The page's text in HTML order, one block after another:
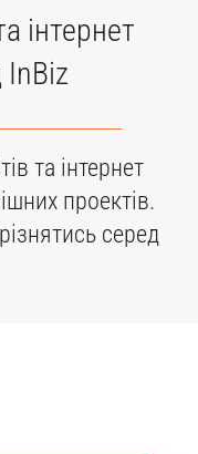
інтернет
InBiz
та інтернет
проектів.
серед